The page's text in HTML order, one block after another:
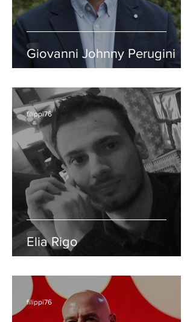
Giovanni Johnny Perugini
Elia Rigo
filippi76
filippi76